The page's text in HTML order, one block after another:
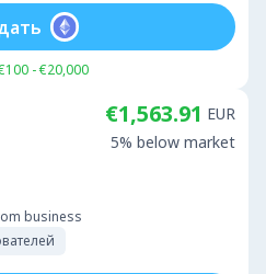
- €20,000
business
€1,563.91 EUR
5% below market